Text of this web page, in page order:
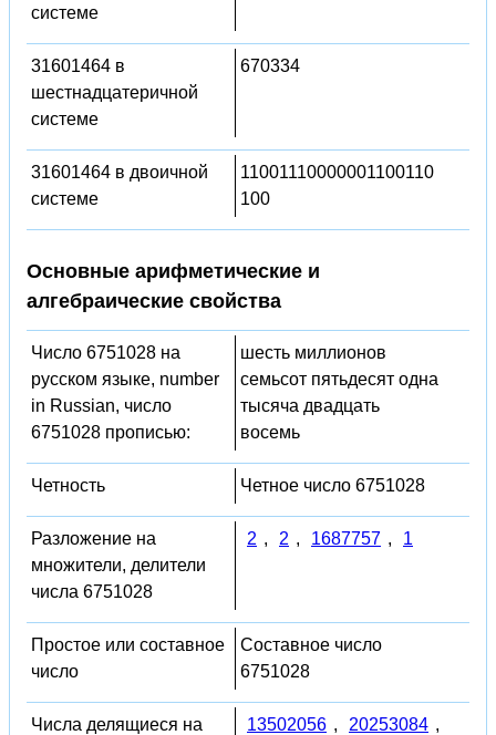
системе
31601464 в
шестнадцатеричной
системе
670334
31601464 в двоичной
системе
11001110000001100110
100
Основные арифметические и
алгебраические свойства
Число 6751028 на
русском языке, number
in Russian, число
6751028 прописью:
шесть миллионов
семьсот пятьдесят одна
тысяча двадцать
восемь
Четность Четное число 6751028
Разложение на
множители, делители
числа 6751028
2 , 2 , 1687757 , 1
Простое или составное
число
Составное число
6751028
Числа делящиеся на
13502056 , 20253084 ,